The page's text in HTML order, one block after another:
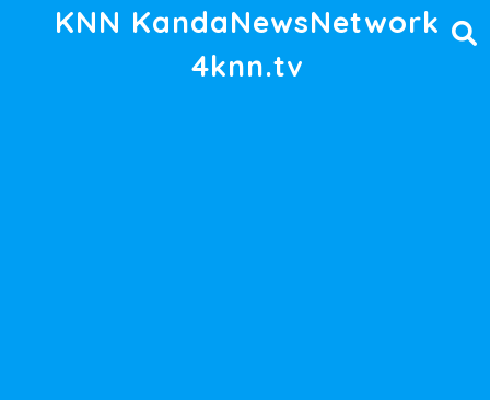
KNN KandaNewsNetwork
4knn.tv